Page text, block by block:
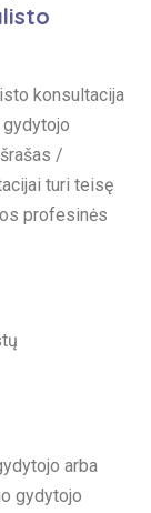
konsultacija
/
turi teisę
profesinės
arba
gydytojo